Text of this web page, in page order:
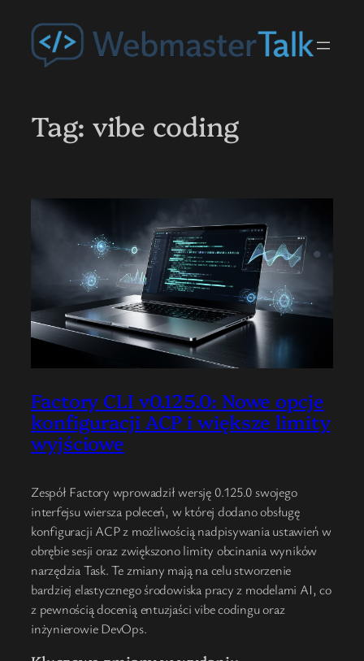
treści
Tag: vibe coding
Factory CLI v0.125.0: Nowe opcje
konfiguracji ACP i większe limity
wyjściowe
Zespół Factory wprowadził wersję 0.125.0 swojego
interfejsu wiersza poleceń, w której dodano obsługę
konfiguracji ACP z możliwością nadpisywania ustawień w
obrębie sesji oraz zwiększono limity obcinania wyników
narzędzia Task. Te zmiany mają na celu stworzenie
bardziej elastycznego środowiska pracy z modelami AI, co
z pewnością docenią entuzjaści vibe codingu oraz
inżynierowie DevOps.